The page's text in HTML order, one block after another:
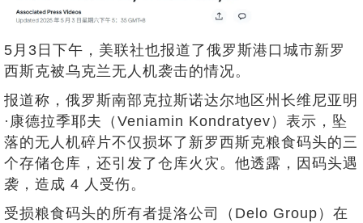
5月3日下午，美联社也报道了俄罗斯港口城市新罗
西斯克被乌克兰无人机袭击的情况。
报道称，俄罗斯南部克拉斯诺达尔地区州长维尼亚明
·康德拉季耶夫（Veniamin Kondratyev）表示，坠
落的无人机碎片不仅损坏了新罗西斯克粮食码头的三
个存储仓库，还引发了仓库火灾。他透露，因码头遇
袭，造成 4 人受伤。
受损粮食码头的所有者提洛公司（Delo Group）在